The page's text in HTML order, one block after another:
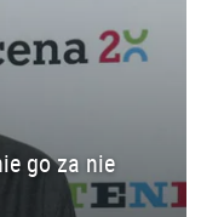
go za nie